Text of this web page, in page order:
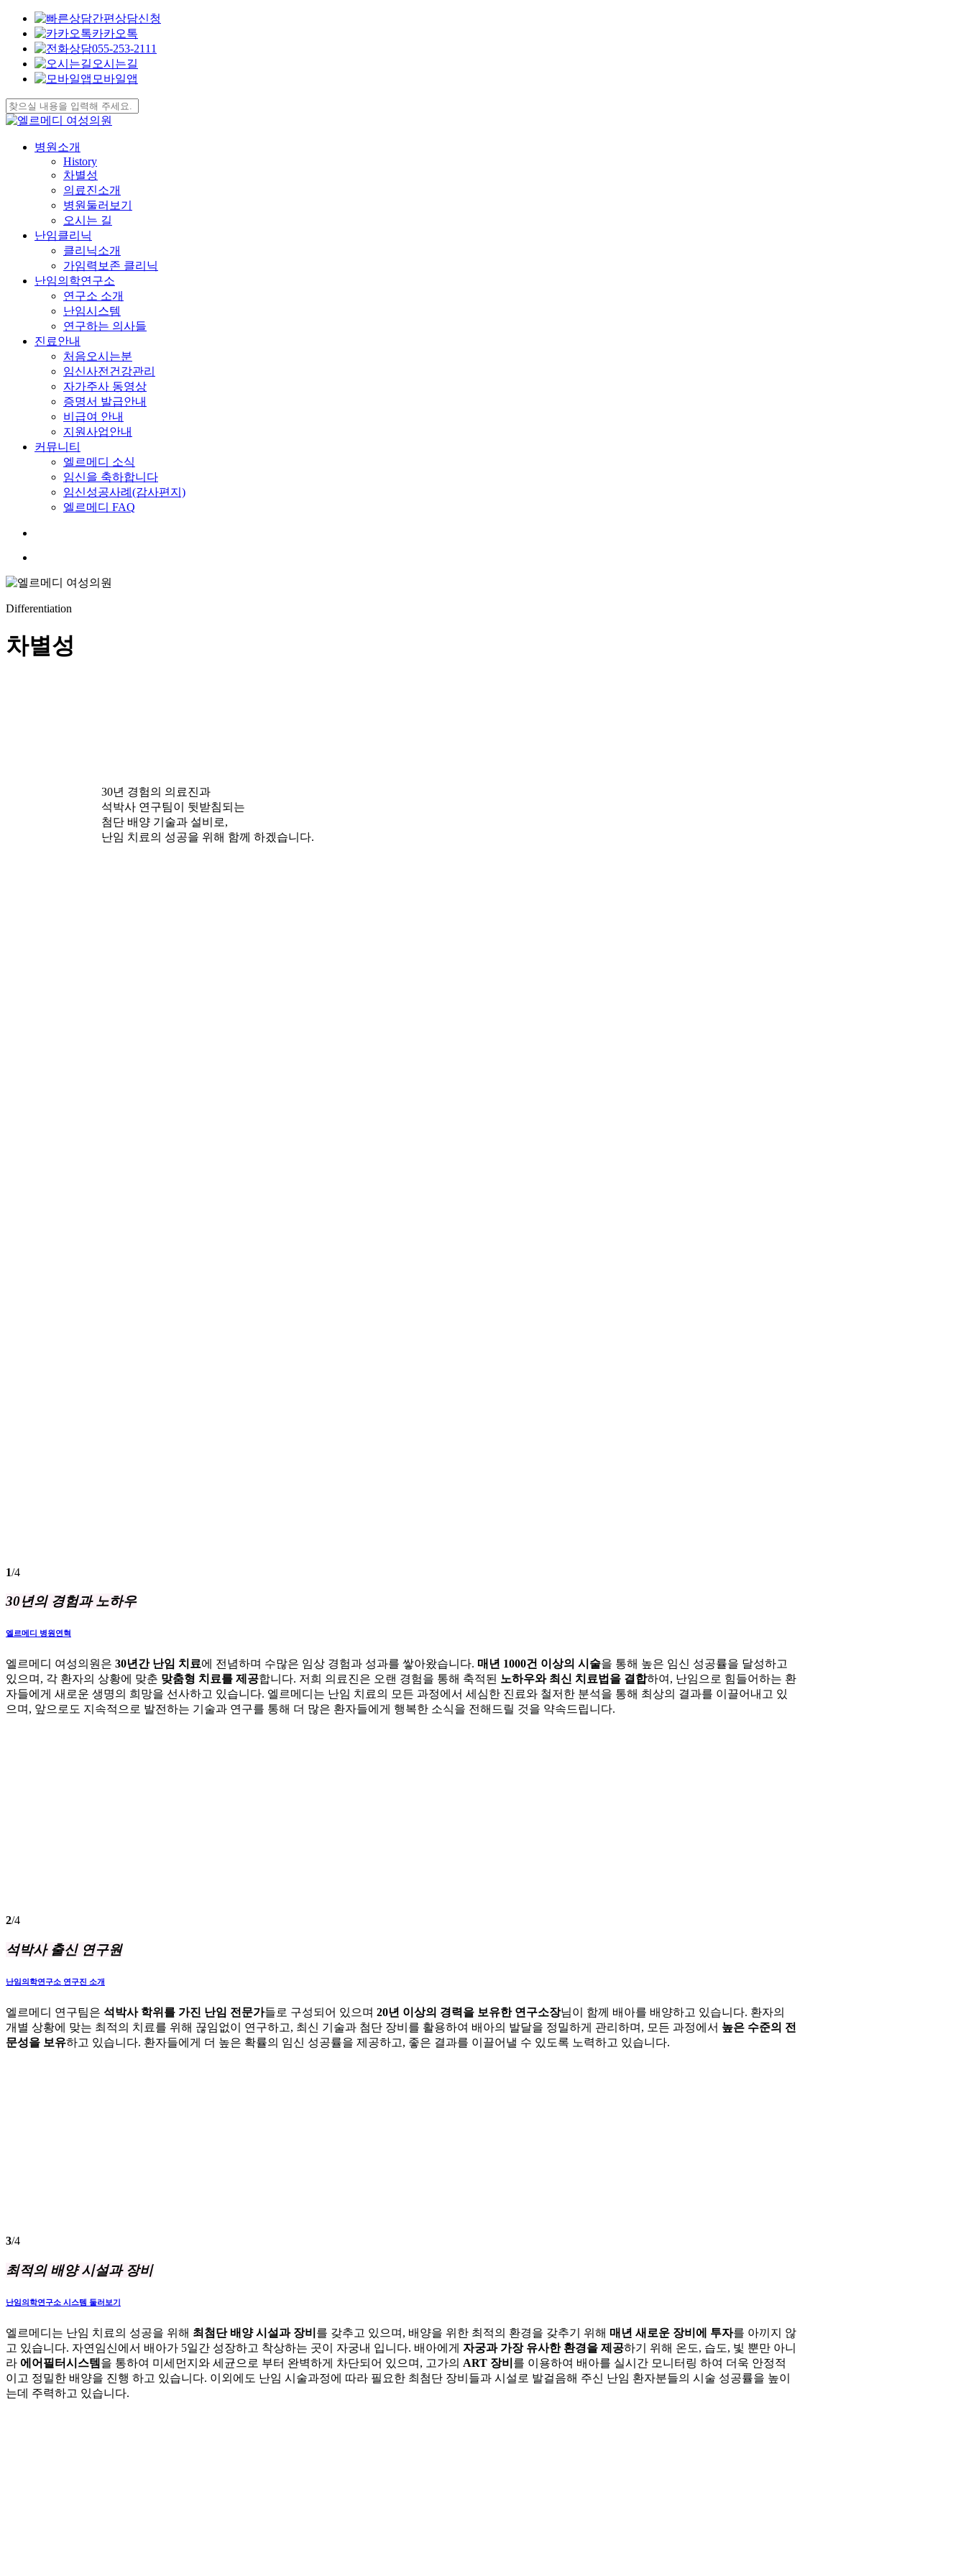
간편상담신청
카카오톡
055-253-2111
오시는길
모바일앱
Skip
to
main
content
Close
search
Menu
병원소개
History
차별성
의료진소개
병원둘러보기
오시는 길
난임클리닉
클리닉소개
가임력보존 클리닉
난임의학연구소
연구소 소개
난임시스템
연구하는 의사들
진료안내
처음오시는분
임신사전건강관리
자가주사 동영상
증명서 발급안내
비급여 안내
지원사업안내
커뮤니티
엘르메디 소식
임신을 축하합니다
임신성공사례(감사편지)
엘르메디 FAQ
Differentiation
차별성
30년 경험의 의료진과
석박사 연구팀이 뒷받침되는
첨단 배양 기술과 설비로,
난임 치료의 성공을 위해 함께 하겠습니다.
1/4
30년의 경험과 노하우
엘르메디 병원연혁
엘르메디 여성의원은 30년간 난임 치료에 전념하며 수많은 임상 경험과 성과를 쌓아왔습니다. 매년 1000건 이상의 시술을 통해 높은 임신 성공률을 달성하고
있으며, 각 환자의 상황에 맞춘 맞춤형 치료를 제공합니다. 저희 의료진은 오랜 경험을 통해 축적된 노하우와 최신 치료법을 결합하여, 난임으로 힘들어하는 환
자들에게 새로운 생명의 희망을 선사하고 있습니다. 엘르메디는 난임 치료의 모든 과정에서 세심한 진료와 철저한 분석을 통해 최상의 결과를 이끌어내고 있
으며, 앞으로도 지속적으로 발전하는 기술과 연구를 통해 더 많은 환자들에게 행복한 소식을 전해드릴 것을 약속드립니다.
2/4
석박사 출신 연구원
난임의학연구소 연구진 소개
엘르메디 연구팀은 석박사 학위를 가진 난임 전문가들로 구성되어 있으며 20년 이상의 경력을 보유한 연구소장님이 함께 배아를 배양하고 있습니다. 환자의
개별 상황에 맞는 최적의 치료를 위해 끊임없이 연구하고, 최신 기술과 첨단 장비를 활용하여 배아의 발달을 정밀하게 관리하며, 모든 과정에서 높은 수준의 전
문성을 보유하고 있습니다. 환자들에게 더 높은 확률의 임신 성공률을 제공하고, 좋은 결과를 이끌어낼 수 있도록 노력하고 있습니다.
3/4
최적의 배양 시설과 장비
난임의학연구소 시스템 둘러보기
엘르메디는 난임 치료의 성공을 위해 최첨단 배양 시설과 장비 를 갖추고 있으며, 배양을 위한 최적의 환경을 갖추기 위해 매년 새로운 장비에 투자를 아끼지 않
고 있습니다. 자연임신에서 배아가 5일간 성장하고 착상하는 곳이 자궁내 입니다. 배아에게 자궁과 가장 유사한 환경을 제공하기 위해 온도, 습도, 빛 뿐만 아니
라 에어필터시스템 을 통하여 미세먼지와 세균으로 부터 완벽하게 차단되어 있으며, 고가의 ART 장비 를 이용하여 배아를 실시간 모니터링 하여 더욱 안정적
이고 정밀한 배양을 진행 하고 있습니다. 이외에도 난임 시술과정에 따라 필요한 최첨단 장비들과 시설로 발걸음해 주신 난임 환자분들의 시술 성공률을 높이
는데 주력하고 있습니다.